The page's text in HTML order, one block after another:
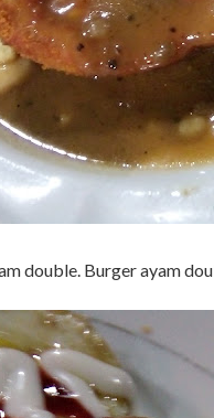
double. Burger ayam